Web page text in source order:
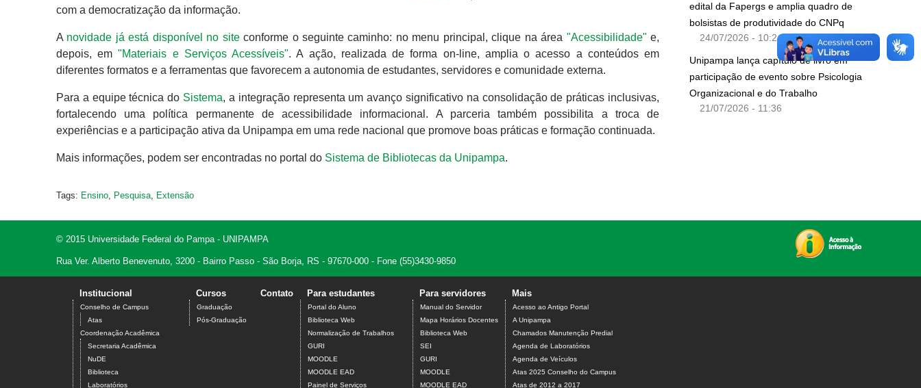
com a democratização da informação.
A novidade já está disponível no siteconforme o seguinte caminho: no menu principal, clique na área "Acessibilidade" e,
depois, em"Materiais e Serviços Acessíveis". A ação, realizada de forma on-line, amplia o acesso a conteúdos em
diferentes formatos e a ferramentas que favorecem a autonomia de estudantes, servidores e comunidade externa.
Para a equipe técnica do Sistema, a integração representa um avanço significativo na consolidação de práticas inclusivas,
fortalecendo uma política permanente de acessibilidade informacional. A parceria também possibilita a troca de
experiências e a participação ativa da Unipampa em uma rede nacional que promove boas práticas e formação continuada.
Mais informações, podem ser encontradas no portal do Sistema de Bibliotecas da Unipampa.
Tags: Ensino Pesquisa Extensão
edital da Fapergs e amplia quadro de
bolsistas de produtividade do CNPq
24/07/2026 - 10:24
Unipampa lança capítulo de livro em
participação de evento sobre Psicologia
Organizacional e do Trabalho
21/07/2026 - 11:36
© 2015 Universidade Federal do Pampa - UNIPAMPA
Rua Ver. Alberto Benevenuto, 3200 - Bairro Passo - São Borja, RS - 97670-000 - Fone (55)3430-9850
Institucional
Conselho de Campus
Atas
Coordenação Acadêmica
Secretaria Acadêmica
NuDE
Biblioteca
Laboratórios
Cursos
Graduação
Pós-Graduação
Contato Para estudantes
Portal do Aluno
Biblioteca Web
Normalização de Trabalhos
GURI
MOODLE
MOODLE EAD
Painel de Serviços
Para servidores
Manual do Servidor
Mapa Horários Docentes
Biblioteca Web
SEI
GURI
MOODLE
MOODLE EAD
Mais
Acesso ao Antigo Portal
A Unipampa
Chamados Manutenção Predial
Agenda de Laboratórios
Agenda de Veículos
Atas 2025 Conselho do Campus
Atas de 2012 a 2017